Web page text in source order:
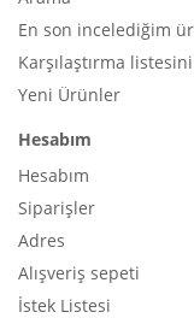
En son incelediğim
Karşılaştırma
Yeni Ürünler
Hesabım
Hesabım
Siparişler
Adres
Alışveriş sepeti
İstek Listesi